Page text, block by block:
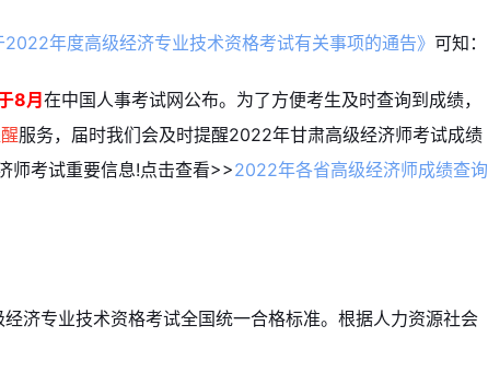
2022年度高级经济专业技术资格考试有关事项的通告》 可知：
8月 在中国人事考试网公布。为了方便考生及时查询到成绩，
服务，届时我们会及时提醒2022年甘肃高级经济师考试成绩
师考试重要信息!点击查看>>2022年各省高级经济师成绩查询
济专业技术资格考试全国统一合格标准。根据人力资源社会